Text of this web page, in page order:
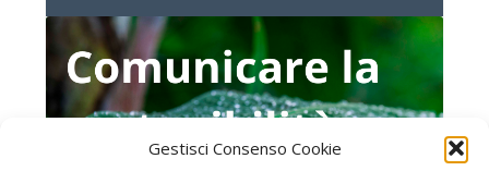
Gestisci Consenso Cookie